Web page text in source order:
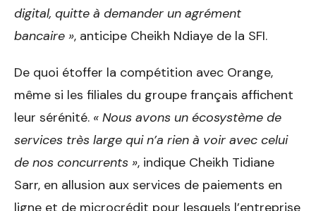
digital, quitte à demander un agrément
bancaire », anticipe Cheikh Ndiaye de la SFI.
De quoi étoffer la compétition avec Orange,
même si les filiales du groupe français affichent
leur sérénité. « Nous avons un écosystème de
services très large qui n’a rien à voir avec celui
de nos concurrents », indique Cheikh Tidiane
Sarr, en allusion aux services de paiements en
ligne et de microcrédit pour lesquels l’entreprise